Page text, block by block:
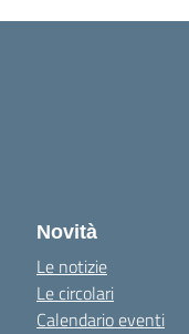
Novità
Le notizie
Le circolari
Calendario eventi